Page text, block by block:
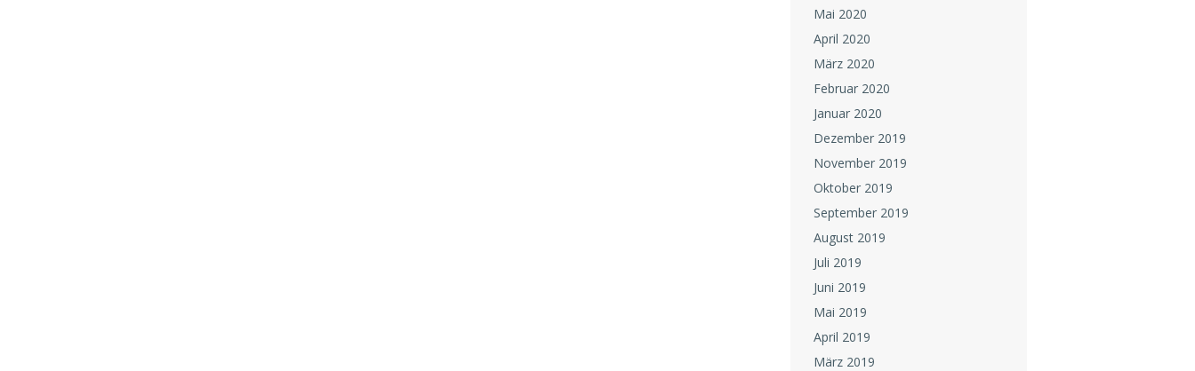
Mai 2020
April 2020
März 2020
Februar 2020
Januar 2020
Dezember 2019
November 2019
Oktober 2019
September 2019
August 2019
Juli 2019
Juni 2019
Mai 2019
April 2019
März 2019